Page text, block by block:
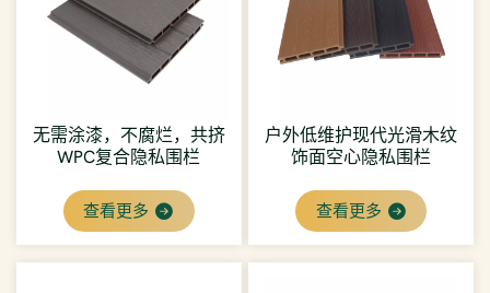
无需涂漆，不腐烂，共挤
WPC复合隐私围栏
查看更多
户外低维护现代光滑木纹
饰面空心隐私围栏
查看更多